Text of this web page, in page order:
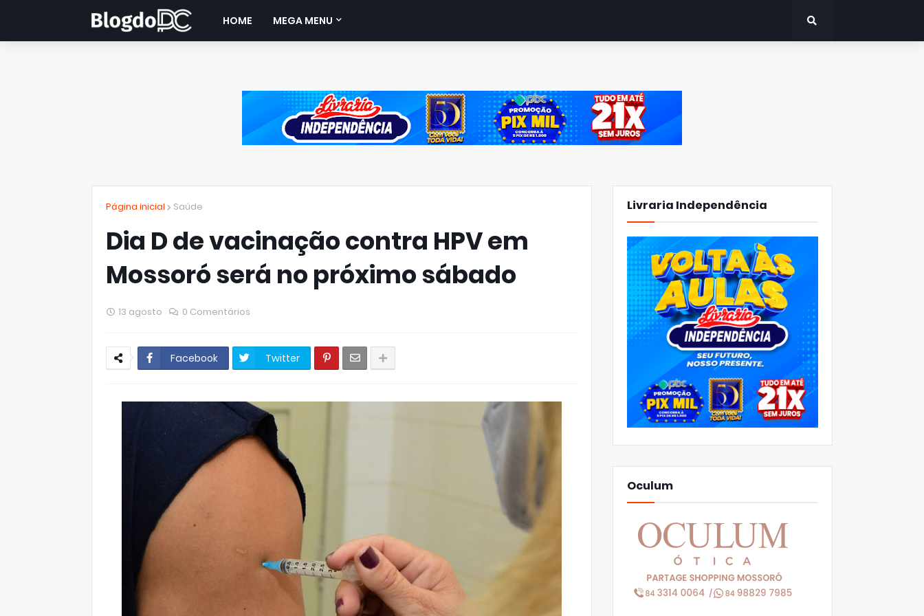
HOME MEGA MENU
Página inicial Saúde
Dia D de vacinação contra HPV em
Mossoró será no próximo sábado
13 agosto 0 Comentários
Facebook Twitter
Livraria Independência
Oculum